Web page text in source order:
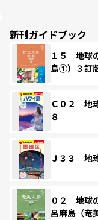
新刊ガイドブック
１５ 地球
島①）３訂
Ｃ０２ 地
８
Ｊ３３ 地
０２ 地球
呂麻島（奄